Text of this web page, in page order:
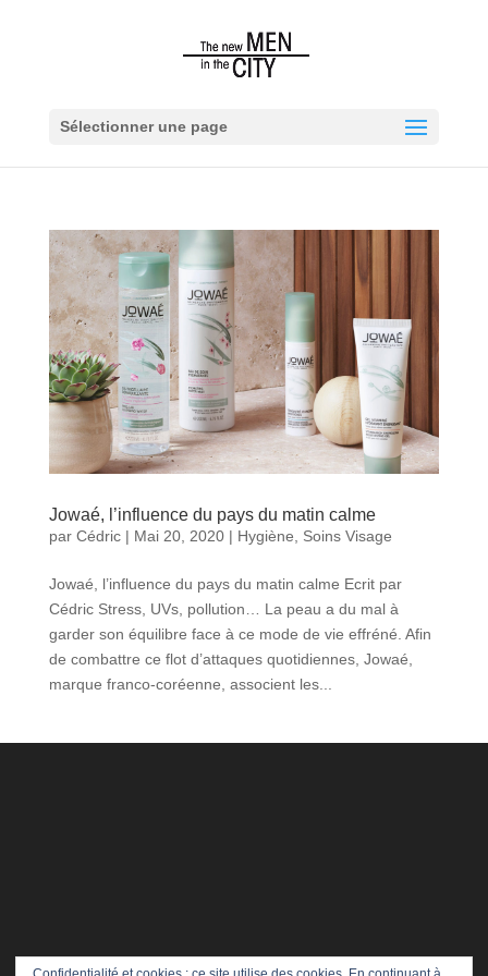
Sélectionner une page
Jowaé, l’influence du pays du matin calme
par Cédric| Mai 20, 2020| Hygiène Soins Visage
Jowaé, l’influence du pays du matin calme Ecrit par
Cédric Stress, UVs, pollution… La peau a du mal à
garder son équilibre face à ce mode de vie effréné. Afin
de combattre ce flot d’attaques quotidiennes, Jowaé,
marque franco-coréenne, associent les...